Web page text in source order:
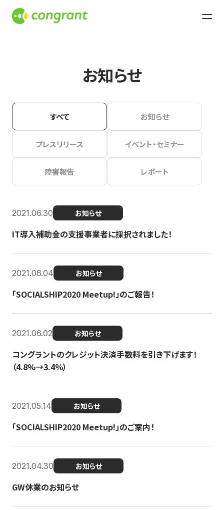
お知らせ
すべて お知らせ
プレスリリース イベント・セミナー
障害報告 レポート
2021.06.30 お知らせ
IT導入補助金の支援事業者に採択されました！
2021.06.04 お知らせ
「SOCIALSHIP2020 Meetup!」のご報告！
2021.06.02 お知らせ
コングラントのクレジット決済手数料を引き下げます！
（4.8%→3.4％）
2021.05.14 お知らせ
「SOCIALSHIP2020 Meetup!」のご案内！
2021.04.30 お知らせ
GW休業のお知らせ